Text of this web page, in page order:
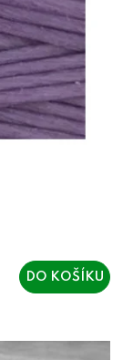
DO KOŠÍKU